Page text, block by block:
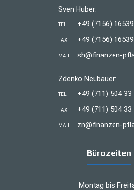
Sven Huber:
TEL +49 (7156)
FAX +49 (7156)
MAIL sh@finanzen-
Zdenko Neubauer:
TEL +49 (711) 504 33
FAX +49 (711) 504 33
MAIL zn@finanzen-
Bürozeiten
Montag bis